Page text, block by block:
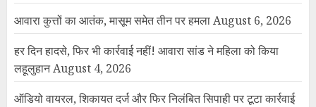
आवारा कुत्तों का आतंक, मासूम समेत तीन पर हमलाAugust 6, 2026
हर दिन हादसे, फिर भी कार्रवाई नहीं! आवारा सांड ने महिला को किया
लहूलुहानAugust 4, 2026
ऑडियो वायरल, शिकायत दर्ज और फिर निलंबित सिपाही पर टूटा कार्रवाई